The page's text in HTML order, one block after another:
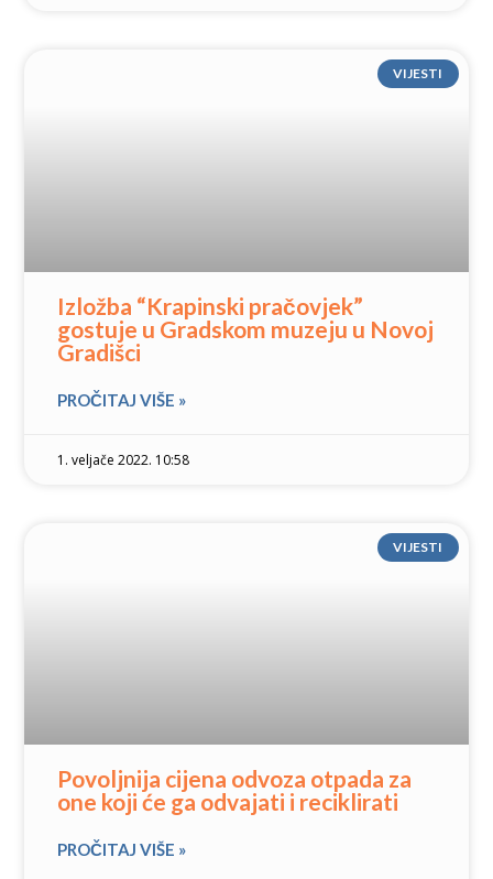
VIJESTI
Izložba “Krapinski pračovjek”
gostuje u Gradskom muzeju u Novoj
Gradišci
PROČITAJ VIŠE »
1. veljače 2022. 10:58
VIJESTI
Povoljnija cijena odvoza otpada za
one koji će ga odvajati i reciklirati
PROČITAJ VIŠE »